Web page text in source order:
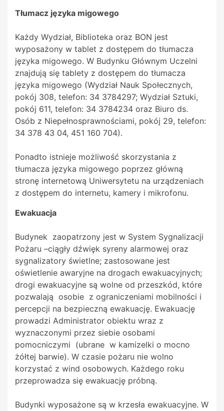
Tłumacz języka migowego
Każdy Wydział, Biblioteka oraz BON jest
wyposażony w tablet z dostępem do tłumacza
języka migowego. W Budynku Głównym Uczelni
znajdują się tablety z dostępem do tłumacza
języka migowego (Wydział Nauk Społecznych,
pokój 308, telefon: 34 3784297; Wydział Sztuki,
pokój 611, telefon: 34 3784234 oraz Biuro ds.
Osób z Niepełnosprawnościami, pokój 29, telefon:
34 378 43 04, 451 160 704).
Ponadto istnieje możliwość skorzystania z
tłumacza języka migowego poprzez główną
stronę internetową Uniwersytetu na urządzeniach
z dostępem do internetu, kamery i mikrofonu.
Ewakuacja
Budynek zaopatrzony jest w System Sygnalizacji
Pożaru –ciągły dźwięk syreny alarmowej oraz
sygnalizatory świetlne; zastosowane jest
oświetlenie awaryjne na drogach ewakuacyjnych;
drogi ewakuacyjne są wolne od przeszkód, które
pozwalają osobie z ograniczeniami mobilności i
percepcji na bezpieczną ewakuację. Ewakuację
prowadzi Administrator obiektu wraz z
wyznaczonymi przez siebie osobami
pomocniczymi (ubrane w kamizelki o mocno
żółtej barwie). W czasie pożaru nie wolno
korzystać z wind osobowych. Każdego roku
przeprowadza się ewakuację próbną.
Budynki wyposażone są w krzesła ewakuacyjne. W